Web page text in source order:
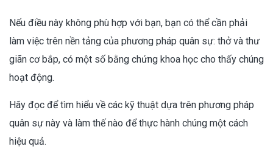
Nếu điều này không phù hợp với bạn, bạn có thể cần phải
làm việc trên nền tảng của phương pháp quân sự: thở và thư
giãn cơ bắp, có một số bằng chứng khoa học cho thấy chúng
hoạt động.
Hãy đọc để tìm hiểu về các kỹ thuật dựa trên phương pháp
quân sự này và làm thế nào để thực hành chúng một cách
hiệu quả.